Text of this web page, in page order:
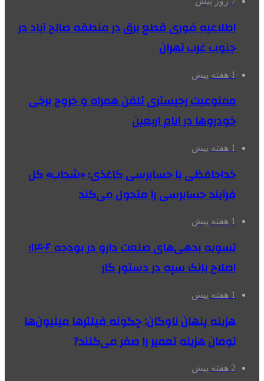
اطلاعیه فوری قطع برق در منطقه صالح آباد در
جنوب غرب تهران
1 هفته پیش
ممنوعیت رجیستری تلفن همراه و خروج برخی
خودروها در ایام اربعین
1 هفته پیش
خداحافظی با حسابرسی کاغذی؛ «شحاب» کل
فرآیند حسابرسی را متحول می‌کند
1 هفته پیش
تسویه بدهی‌های صنعت دارو در بودجه ۱۴۰۶؛
اصلاح بانک سپه در دستور کار
1 هفته پیش
هزینه پنهان ناوگان: چگونه فیلترها میلیون‌ها
تومان هزینه تعمیر را صفر می‌کنند?
2 هفته پیش